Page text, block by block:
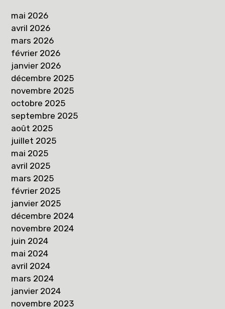
mai 2026
avril 2026
mars 2026
février 2026
janvier 2026
décembre 2025
novembre 2025
octobre 2025
septembre 2025
août 2025
juillet 2025
mai 2025
avril 2025
mars 2025
février 2025
janvier 2025
décembre 2024
novembre 2024
juin 2024
mai 2024
avril 2024
mars 2024
janvier 2024
novembre 2023